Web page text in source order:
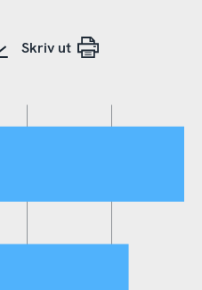
Skriv ut